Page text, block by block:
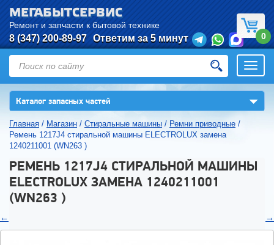
МЕГАБЫТСЕРВИС
Ремонт и запчасти к бытовой технике
8 (347) 200-89-97 Ответим за 5 минут 0
Каталог запасных частей ▼
Главная / Магазин / Стиральные машины / Ремни приводные /
Ремень 1217J4 стиральной машины ELECTROLUX замена
1240211001 (WN263 )
РЕМЕНЬ 1217J4 СТИРАЛЬНОЙ МАШИНЫ
ELECTROLUX ЗАМЕНА 1240211001
(WN263 )
← →